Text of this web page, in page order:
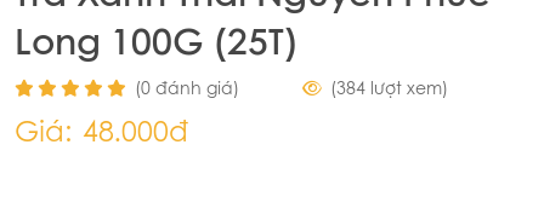
Long 100G (25T)
(0 đánh giá) (384 lượt xem)
Giá: 48.000đ